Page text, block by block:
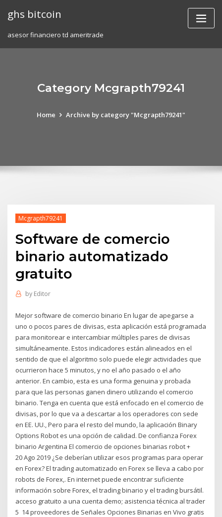
ghs bitcoin
asesor financiero td ameritrade
Category Mcgrapth79241
Home Archive by category "Mcgrapth79241"
Mcgrapth79241
Software de comercio
binario automatizado
gratuito
by Editor
Mejor software de comercio binario En lugar de apegarse a
uno o pocos pares de divisas, esta aplicación está programada
para monitorear e intercambiar múltiples pares de divisas
simultáneamente. Estos indicadores están alineados en el
sentido de que el algoritmo solo puede elegir actividades que
ocurrieron hace 5 minutos, y no el año pasado o el año
anterior. En cambio, esta es una forma genuina y probada
para que las personas ganen dinero utilizando el comercio
binario. Tenga en cuenta que está enfocado en el comercio de
divisas, por lo que va a descartar a los operadores con sede
en EE. UU., Pero para el resto del mundo, la aplicación Binary
Options Robot es una opción de calidad. De confianza Forex
binario Argentina El comercio de opciones binarias robot +
20 Ago 2019 ¿Se deberían utilizar esos programas para operar
en Forex? El trading automatizado en Forex se lleva a cabo por
robots de Forex,. En internet puede encontrar suficiente
información sobre Forex, el trading binario y el trading bursátil.
acceso gratuito a una cuenta demo; asistencia técnica al trader
5 14 proveedores de Señales Opciones Binarias en Vivo gratis